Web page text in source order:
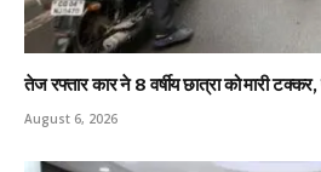
तेज रफ्तार कार ने 8 वर्षीय छात्रा को मारी
August 6, 2026